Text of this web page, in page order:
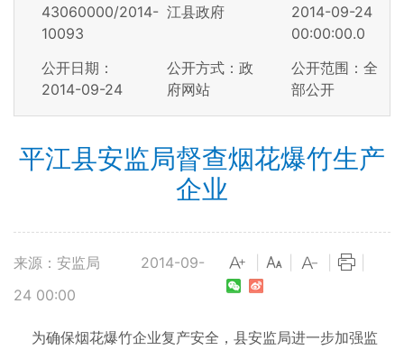
43060000/2014-
10093
江县政府
2014-09-24
00:00:00.0
公开日期：
2014-09-24
公开方式：政
府网站
公开范围：全
部公开
平江县安监局督查烟花爆竹生产
企业
来源：安监局
2014-09-
24 00:00
为确保烟花爆竹企业复产安全，县安监局进一步加强监